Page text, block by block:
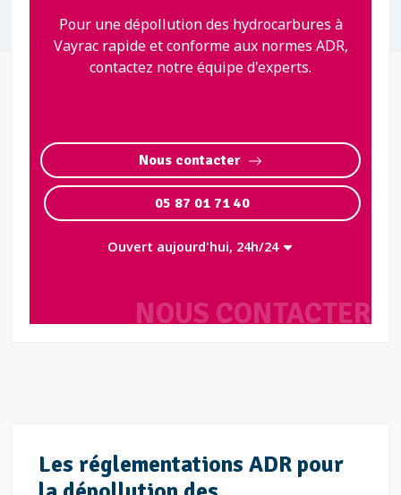
NOUS CONTACTER
Pour une dépollution des hydrocarbures à
Vayrac rapide et conforme aux normes ADR,
contactez notre équipe d'experts.
Nous contacter
05 87 01 71 40
Ouvert aujourd'hui, 24h/24
Les réglementations ADR pour